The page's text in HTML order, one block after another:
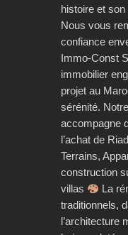
histoire et
Nous vous
confiance
Immo-Const
immobilier
projet au
sérénité.
accompagne
l’achat de
Terrains,
construction
villas
La
traditionnels,
l’architecture